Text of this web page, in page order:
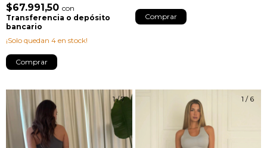
$67.991,50 con
Transferencia o depósito
bancario
¡Solo quedan 4 en stock!
Comprar
Comprar
1/7 1 / 6